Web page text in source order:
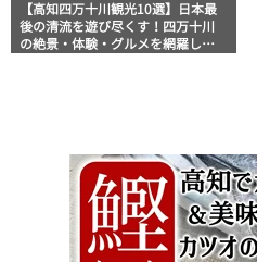
【高知四万十川観光10選】日本最
後の清流を遊び尽くす！四万十川
の絶景・体験・グルメを網羅した